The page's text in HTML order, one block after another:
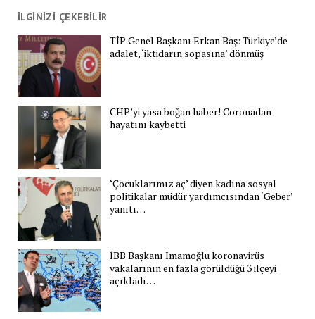
İLGİNİZİ ÇEKEBİLİR
TİP Genel Başkanı Erkan Baş: Türkiye’de
adalet, ‘iktidarın sopasına’ dönmüş
CHP’yi yasa boğan haber! Coronadan
hayatını kaybetti
‘Çocuklarımız aç’ diyen kadına sosyal
politikalar müdür yardımcısından ‘Geber’
yanıtı…
İBB Başkanı İmamoğlu koronavirüs
vakalarının en fazla görüldüğü 3 ilçeyi
açıkladı…